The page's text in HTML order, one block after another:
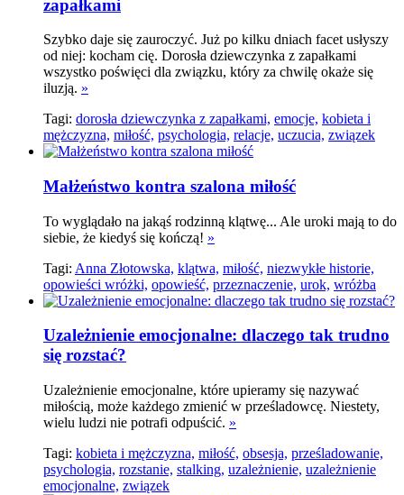
zapałkami
Szybko daje się zauroczyć. Już po kilku dniach facet usłyszy
od niej: kocham cię. Dorosła dziewczynka z zapałkami
wszystko poświęci dla związku, który za chwilę okaże się
iluzją. »
Tagi: dorosła dziewczynka z zapałkami, emocje, kobieta i
mężczyzna, miłość, psychologia, relacje, uczucia, związek
Małżeństwo kontra szalona miłość
To wyglądało na jakąś rodzinną klątwę... Ale uroki mają to do
siebie, że kiedyś się kończą! »
Tagi: Anna Złotowska, klątwa, miłość, niezwykłe historie,
opowieści wróżki, opowieść, przeznaczenie, urok, wróżba
Uzależnienie emocjonalne: dlaczego tak trudno
się rozstać?
Uzależnienie emocjonalne, które upieramy się nazywać
miłością, może każdego zmienić w prześladowcę. Niestety,
wielu ludzi nie potrafi odpuścić. »
Tagi: kobieta i mężczyzna, miłość, obsesja, prześladowanie,
psychologia, rozstanie, stalking, uzależnienie, uzależnienie
emocjonalne, związek